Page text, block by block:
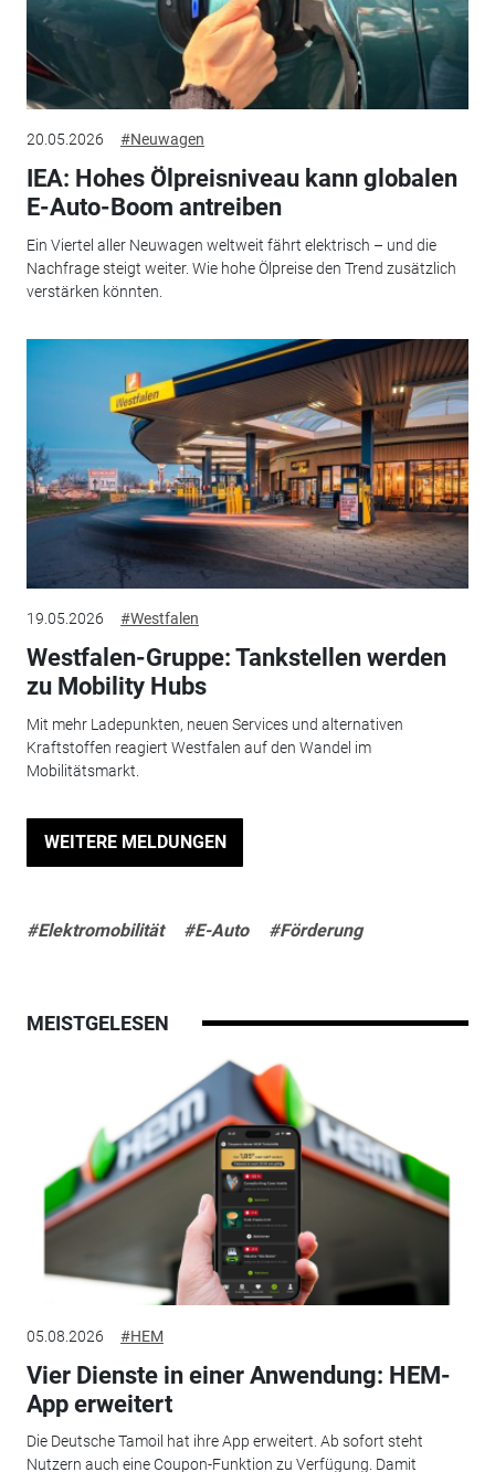
20.05.2026 #Neuwagen
IEA: Hohes Ölpreisniveau kann globalen
E-Auto-Boom antreiben
Ein Viertel aller Neuwagen weltweit fährt elektrisch – und die
Nachfrage steigt weiter. Wie hohe Ölpreise den Trend zusätzlich
verstärken könnten.
19.05.2026 #Westfalen
Westfalen-Gruppe: Tankstellen werden
zu Mobility Hubs
Mit mehr Ladepunkten, neuen Services und alternativen
Kraftstoffen reagiert Westfalen auf den Wandel im
Mobilitätsmarkt.
WEITERE MELDUNGEN
#Elektromobilität #E-Auto #Förderung
MEISTGELESEN
05.08.2026 #HEM
Vier Dienste in einer Anwendung: HEM-
App erweitert
Die Deutsche Tamoil hat ihre App erweitert. Ab sofort steht
Nutzern auch eine Coupon-Funktion zu Verfügung. Damit